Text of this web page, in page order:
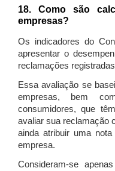
18. Como são
empresas?
Os indicadores do
apresentar o
reclamações
Essa avaliação se
empresas, bem
consumidores, que
avaliar sua reclamação
ainda atribuir uma
empresa.
Consideram-se